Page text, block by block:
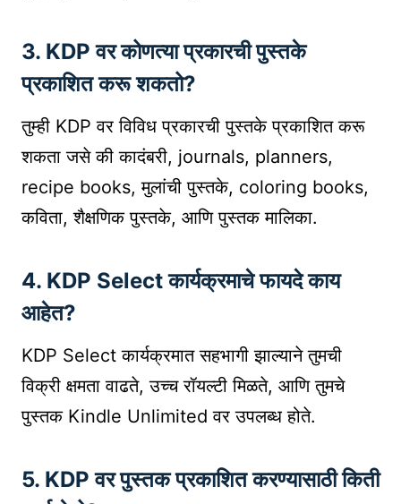
3. KDP वर कोणत्या प्रकारची पुस्तके
प्रकाशित करू शकतो?
तुम्ही KDP वर विविध प्रकारची पुस्तके प्रकाशित करू
शकता जसे की कादंबरी, journals, planners,
recipe books, मुलांची पुस्तके, coloring books,
कविता, शैक्षणिक पुस्तके, आणि पुस्तक मालिका.
4. KDP Select कार्यक्रमाचे फायदे काय
आहेत?
KDP Select कार्यक्रमात सहभागी झाल्याने तुमची
विक्री क्षमता वाढते, उच्च रॉयल्टी मिळते, आणि तुमचे
पुस्तक Kindle Unlimited वर उपलब्ध होते.
5. KDP वर पुस्तक प्रकाशित करण्यासाठी किती